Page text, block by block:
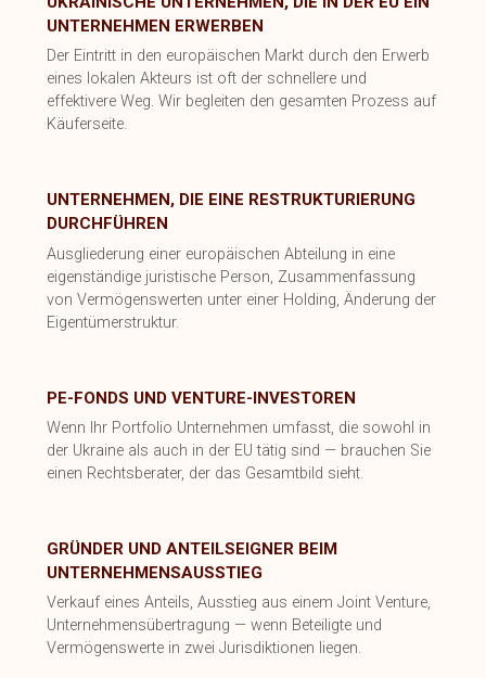
UNTERNEHMEN ERWERBEN
Der Eintritt in den europäischen Markt durch den Erwerb
eines lokalen Akteurs ist oft der schnellere und
effektivere Weg. Wir begleiten den gesamten Prozess auf
Käuferseite.
UNTERNEHMEN, DIE EINE RESTRUKTURIERUNG
DURCHFÜHREN
Ausgliederung einer europäischen Abteilung in eine
eigenständige juristische Person, Zusammenfassung
von Vermögenswerten unter einer Holding, Änderung der
Eigentümerstruktur.
PE-FONDS UND VENTURE-INVESTOREN
Wenn Ihr Portfolio Unternehmen umfasst, die sowohl in
der Ukraine als auch in der EU tätig sind — brauchen Sie
einen Rechtsberater, der das Gesamtbild sieht.
GRÜNDER UND ANTEILSEIGNER BEIM
UNTERNEHMENSAUSSTIEG
Verkauf eines Anteils, Ausstieg aus einem Joint Venture,
Unternehmensübertragung — wenn Beteiligte und
Vermögenswerte in zwei Jurisdiktionen liegen.